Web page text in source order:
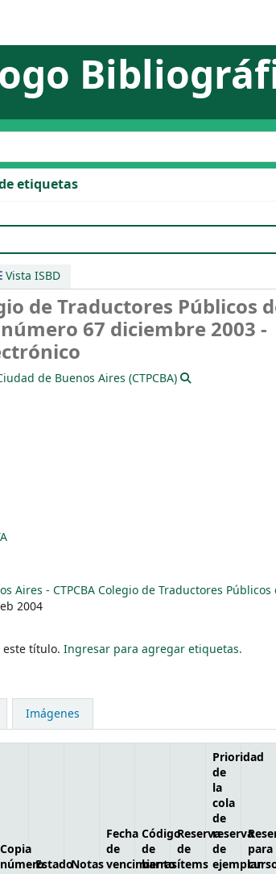
etiquetas
Vista ISBD
de Traductores Públicos
67 diciembre 2003 -
de Buenos Aires (CTPCBA)
Aires - CTPCBA Colegio de Traductores Públicos
2004
título. Ingresar para agregar etiquetas.
Imágenes
Copia
númeroEstadoNotas
Fecha
de
vencimiento
Código
de
barras
Reserva
de
ítems
Prioridad
de
la
cola
de
reserva
de
ejemplar
para